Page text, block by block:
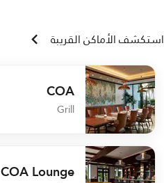
استكشف الأماكن القريبة
COA
Grill
undefined COA
COA Lounge